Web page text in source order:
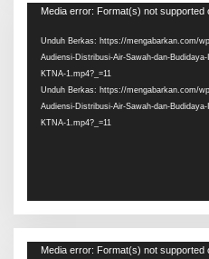
Pemutar
Media error: Format(s) not supported
Unduh Berkas: https://mengabarkan.com/
Audiensi-Distribusi-Air-Sawah-dan-
KTNA-1.mp4?_=11
Unduh Berkas: https://mengabarkan.com/
Audiensi-Distribusi-Air-Sawah-dan-
KTNA-1.mp4?_=11
Pemutar
Media error: Format(s) not supported